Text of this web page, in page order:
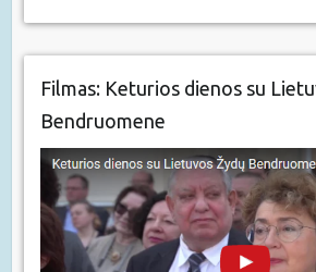
Filmas: Keturios dienos su
Bendruomene